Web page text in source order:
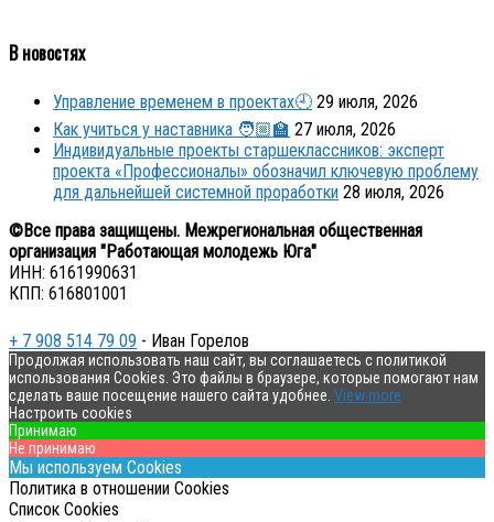
В новостях
Управление временем в проектах🕘 29 июля, 2026
Как учиться у наставника 🧑🏼‍🏫 27 июля, 2026
Индивидуальные проекты старшеклассников: эксперт
проекта «Профессионалы» обозначил ключевую проблему
для дальнейшей системной проработки 28 июля, 2026
©Все права защищены. Межрегиональная общественная
организация "Работающая молодежь Юга"
ИНН: 6161990631
КПП: 616801001
+ 7 908 514 79 09 - Иван Горелов
Продолжая использовать наш сайт, вы соглашаетесь с политикой
использования Cookies. Это файлы в браузере, которые помогают нам
сделать ваше посещение нашего сайта удобнее. View more
Настроить cookies
Принимаю
Не принимаю
Мы используем Cookies
Политика в отношении Cookies
Список Cookies